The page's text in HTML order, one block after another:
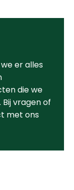
er alles
die we
vragen of
met ons